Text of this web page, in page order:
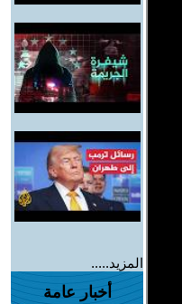
المزيد.....
أخبار عامة